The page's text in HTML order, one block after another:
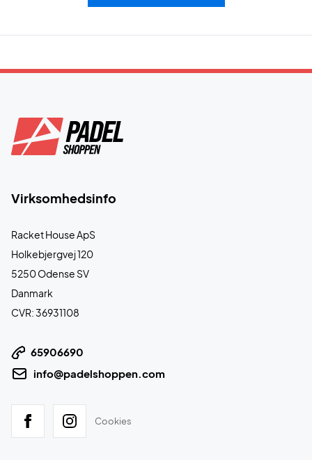
Virksomhedsinfo
Racket House ApS
Holkebjergvej 120
5250 Odense SV
Danmark
CVR: 36931108
65906690
info@padelshoppen.com
Cookies